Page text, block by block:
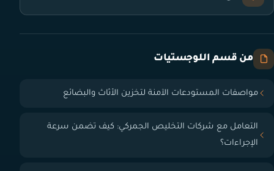
من قسم اللوجستيات
مواصفات المستودعات الآمنة لتخزين الأثاث والبضائع
التعامل مع شركات التخليص الجمركي: كيف تضمن سرعة
الإجراءات؟